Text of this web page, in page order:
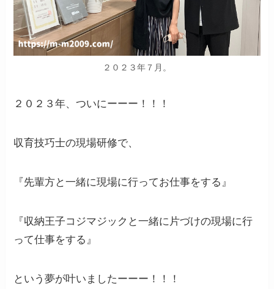
２０２３年７月。
２０２３年、ついにーーー！！！
収育技巧士の現場研修で、
『先輩方と一緒に現場に行ってお仕事をする』
『収納王子コジマジックと一緒に片づけの現場に行
って仕事をする』
という夢が叶いましたーーー！！！